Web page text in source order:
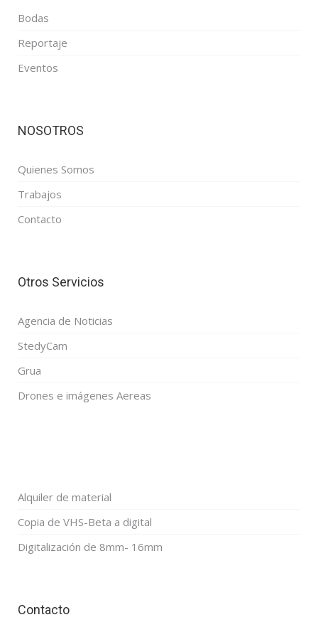
Bodas
Reportaje
Eventos
NOSOTROS
Quienes Somos
Trabajos
Contacto
Otros Servicios
Agencia de Noticias
StedyCam
Grua
Drones e imágenes Aereas
Alquiler de material
Copia de VHS-Beta a digital
Digitalización de 8mm- 16mm
Contacto